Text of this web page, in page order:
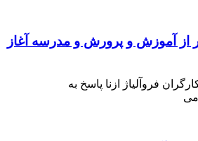
از آموزش و پرورش و مدرسه آغاز